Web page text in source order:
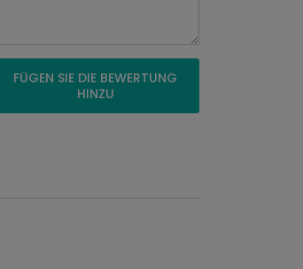
FÜGEN SIE DIE BEWERTUNG
HINZU